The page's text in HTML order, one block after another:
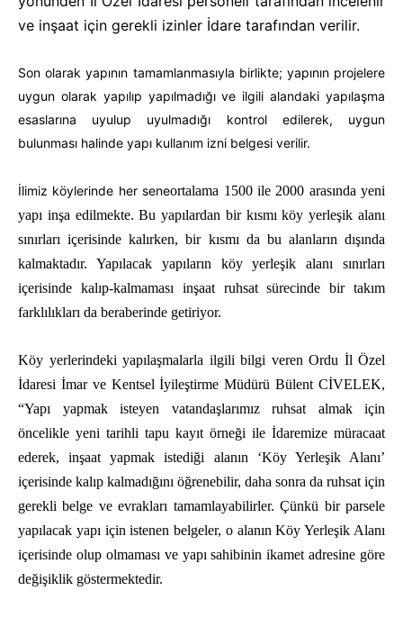
ve inşaat için gerekli izinler İdare tarafından verilir.
Son olarak yapının tamamlanmasıyla birlikte; yapının projelere
uygun olarak yapılıp yapılmadığı ve ilgili alandaki yapılaşma
esaslarına uyulup uyulmadığı kontrol edilerek, uygun
bulunması halinde yapı kullanım izni belgesi verilir.
İlimiz köylerinde her seneortalama 1500 ile 2000 arasında yeni
yapı inşa edilmekte. Bu yapılardan bir kısmı köy yerleşik alanı
sınırlarıiçerisinde kalırken, bir kısmı da bu alanların dışında
kalmaktadır. Yapılacak yapıların köy yerleşik alanı sınırları
içerisinde kalıp-kalmaması inşaat ruhsat sürecinde bir takım
farklılıkları da beraberinde getiriyor.
Köy yerlerindeki yapılaşmalarla ilgili bilgi veren Ordu İl Özel
İdaresi İmar ve Kentsel İyileştirme Müdürü Bülent CİVELEK,
“Yapı yapmak isteyen vatandaşlarımız ruhsat almak için
öncelikle yeni tarihli tapu kayıt örneği ile İdaremize müracaat
ederek, inşaat yapmak istediği alanın ‘Köy Yerleşik Alanı’
içerisinde kalıp kalmadığını öğrenebilir, daha sonra da ruhsat için
gerekli belge ve evrakları tamamlayabilirler. Çünkü bir parsele
yapılacak yapı için istenen belgeler, o alanın Köy Yerleşik Alanı
içerisinde olup olmaması ve yapı sahibinin ikamet adresine göre
değişiklik göstermektedir.